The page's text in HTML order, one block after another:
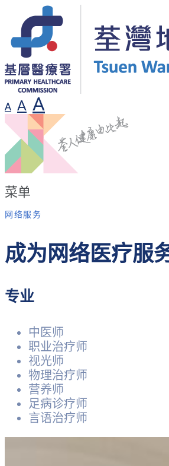
A A A
菜单
网络服务
成为网络医疗服
专业
中医师
职业治疗师
视光师
物理治疗师
营养师
足病诊疗师
言语治疗师